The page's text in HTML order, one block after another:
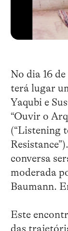
No dia 16
terá lugar
Yaqubi e
“Ouvir o
(“Listening
conversa
moderada
Baumann.
Este